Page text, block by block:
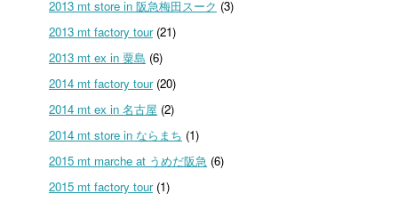
2013 mt store in 阪急梅田スーク (3)
2013 mt factory tour(21)
2013 mt ex in 粟島 (6)
2014 mt factory tour(20)
2014 mt ex in 名古屋 (2)
2014 mt store in ならまち (1)
2015 mt marche at うめだ阪急 (6)
2015 mt factory tour(1)